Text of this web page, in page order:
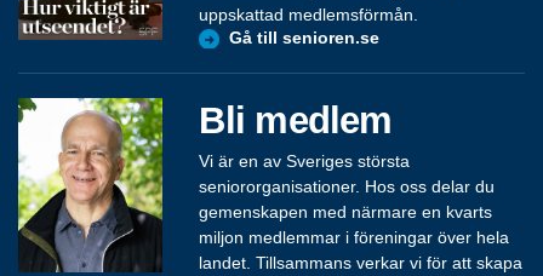
uppskattad medlemsförmån.
Gå till senioren.se
Bli medlem
Vi är en av Sveriges största
seniororganisationer. Hos oss delar du
gemenskapen med närmare en kvarts
miljon medlemmar i föreningar över hela
landet. Tillsammans verkar vi för att skapa